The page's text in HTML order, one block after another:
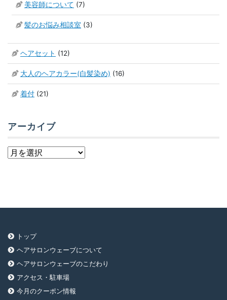
美容師について (7)
髪のお悩み相談室 (3)
ヘアセット (12)
大人のヘアカラー(白髪染め) (16)
着付 (21)
アーカイブ
ア
トップ
ヘアサロンウェーブについて
ヘアサロンウェーブのこだわり
アクセス・駐車場
今月のクーポン情報